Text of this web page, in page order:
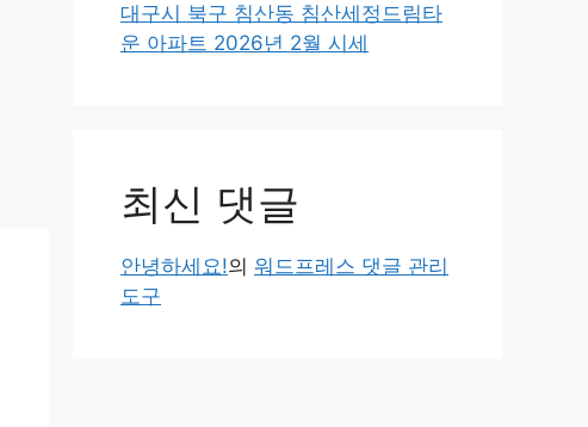
대구시 북구 침산동 침산세정드림타
운 아파트 2026년 2월 시세
최신 댓글
안녕하세요!의 워드프레스 댓글 관리
도구